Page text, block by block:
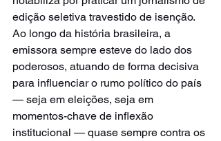
edição seletiva travestido de isenção.
Ao longo da história brasileira, a
emissora sempre esteve do lado dos
poderosos, atuando de forma decisiva
para influenciar o rumo político do país
— seja em eleições, seja em
momentos-chave de inflexão
institucional — quase sempre contra os